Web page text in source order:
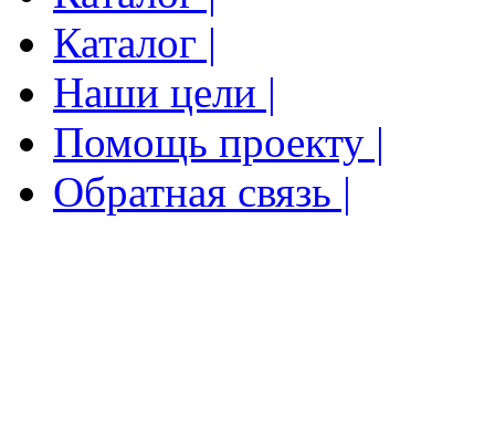
Каталог |
Наши цели |
Помощь проекту |
Обратная связь |